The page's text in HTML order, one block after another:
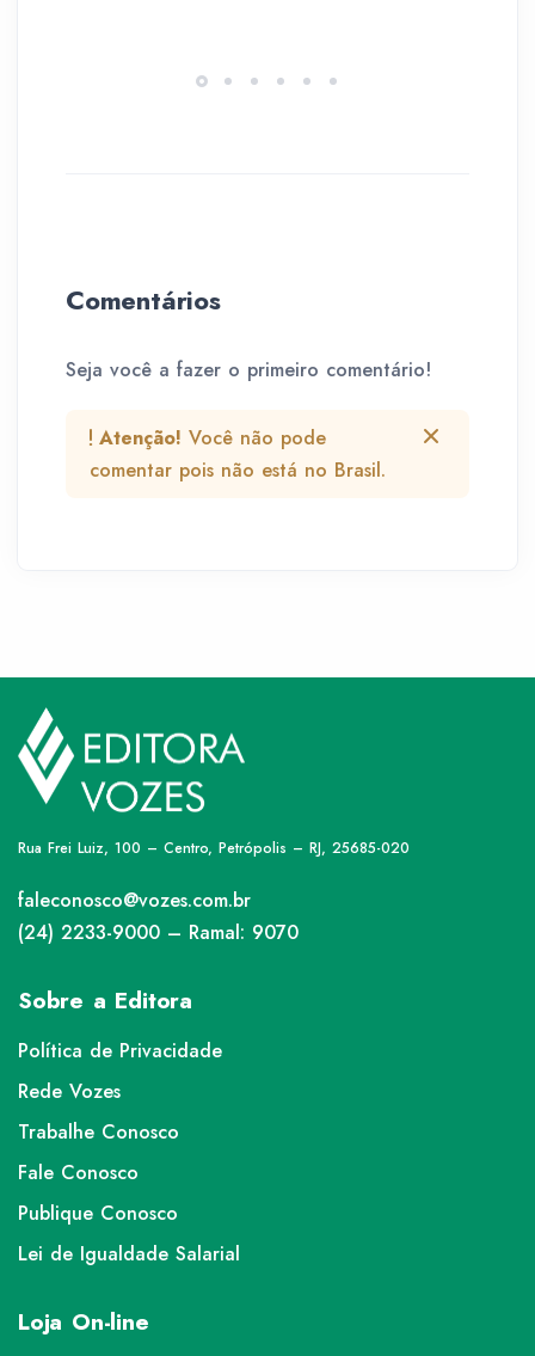
Comentários
Seja você a fazer o primeiro comentário!
Atenção! Você não pode
comentar pois não está no Brasil.
Rua Frei Luiz, 100 – Centro, Petrópolis – RJ, 25685-020
faleconosco@vozes.com.br
(24) 2233-9000 – Ramal: 9070
Sobre a Editora
Política de Privacidade
Rede Vozes
Trabalhe Conosco
Fale Conosco
Publique Conosco
Lei de Igualdade Salarial
Loja On-line